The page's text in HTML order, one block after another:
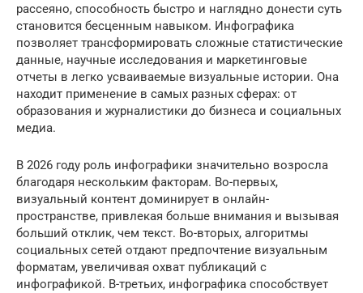
рассеяно, способность быстро и наглядно донести суть
становится бесценным навыком. Инфографика
позволяет трансформировать сложные статистические
данные, научные исследования и маркетинговые
отчеты в легко усваиваемые визуальные истории. Она
находит применение в самых разных сферах: от
образования и журналистики до бизнеса и социальных
медиа.
В 2026 году роль инфографики значительно возросла
благодаря нескольким факторам. Во-первых,
визуальный контент доминирует в онлайн-
пространстве, привлекая больше внимания и вызывая
больший отклик, чем текст. Во-вторых, алгоритмы
социальных сетей отдают предпочтение визуальным
форматам, увеличивая охват публикаций с
инфографикой. В-третьих, инфографика способствует